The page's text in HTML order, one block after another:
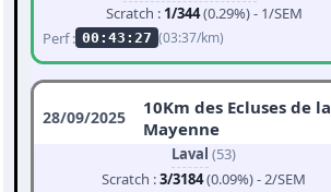
Scratch : 1/344(0.29%) - 1/SEM
Perf : 00:43:27 (03:37/km)
28/09/2025
10Km des Ecluses de la
Mayenne
Laval (53)
Scratch :3/3184(0.09%) - 2/SEM